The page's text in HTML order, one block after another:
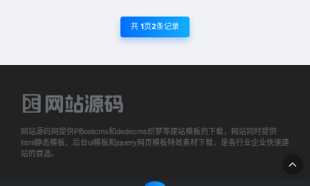
共 1页2条记录
网站源码网提供PBootcms和dedecms织梦等建站模板的下载，网站同时提供
html静态模板、后台ui模板和jquery网页模板特效素材下载，是各行业企业快速建
站的首选。